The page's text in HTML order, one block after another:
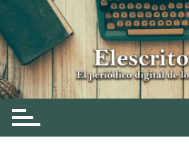
Skip
to
content
Elescritor.es
El periódico digital de los escritores